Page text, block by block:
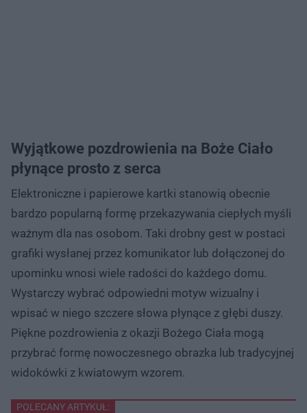
Wyjątkowe pozdrowienia na Boże Ciało
płynące prosto z serca
Elektroniczne i papierowe kartki stanowią obecnie
bardzo popularną formę przekazywania ciepłych myśli
ważnym dla nas osobom. Taki drobny gest w postaci
grafiki wysłanej przez komunikator lub dołączonej do
upominku wnosi wiele radości do każdego domu.
Wystarczy wybrać odpowiedni motyw wizualny i
wpisać w niego szczere słowa płynące z głębi duszy.
Piękne pozdrowienia z okazji Bożego Ciała mogą
przybrać formę nowoczesnego obrazka lub tradycyjnej
widokówki z kwiatowym wzorem.
POLECANY ARTYKUŁ: